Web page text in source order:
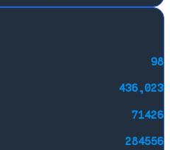
98
436,023
71426
284556